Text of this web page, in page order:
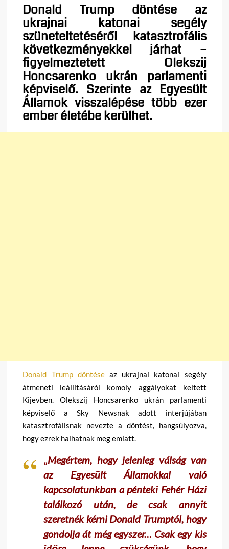
Donald Trump döntése az
ukrajnai katonai segély
szüneteltetéséről katasztrofális
következményekkel járhat –
figyelmeztetett Olekszij
Honcsarenko ukrán parlamenti
képviselő. Szerinte az Egyesült
Államok visszalépése több ezer
ember életébe kerülhet.
Donald Trump döntéseaz ukrajnai katonai segély
átmeneti leállításáról komoly aggályokat keltett
Kijevben. Olekszij Honcsarenko ukrán parlamenti
képviselő a Sky Newsnak adott interjújában
katasztrofálisnak nevezte a döntést, hangsúlyozva,
hogy ezrek halhatnak meg emiatt.
„Megértem, hogy jelenleg válság van
az Egyesült Államokkal való
kapcsolatunkban a pénteki Fehér Házi
találkozó után, de csak annyit
szeretnék kérni Donald Trumptól, hogy
gondolja át még egyszer… Csak egy kis